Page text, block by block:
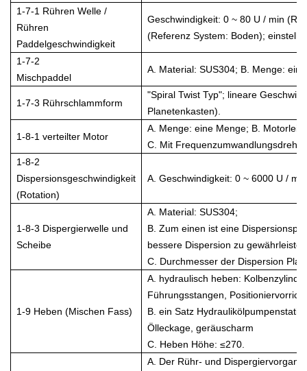
1-7-1 Rühren Welle /
Rühren
Paddelgeschwindigkeit
Geschwindigkeit: 0 ~ 80 U / min
(Referenz System: Boden);
1-7-2
Mischpaddel
A. Material: SUS304; B. Menge:
1-7-3 Rührschlammform
"Spiral Twist Typ"; lineare
Planetenkasten).
1-8-1 verteilter Motor
A. Menge: eine Menge; B.
C. Mit
1-8-2
Dispersionsgeschwindigkeit
(Rotation)
A. Geschwindigkeit: 0 ~ 6000 U /
1-8-3 Dispergierwelle und
Scheibe
A. Material: SUS304;
B. Zum einen ist eine
bessere Dispersion zu gewährleisten
C. Durchmesser der Dispersion
1-9 Heben (Mischen Fass)
A. hydraulisch heben:
Führungsstangen,
B. ein Satz
Ölleckage, geräuscharm
C. Heben Höhe: ≤270.
A. Der Rühr- und